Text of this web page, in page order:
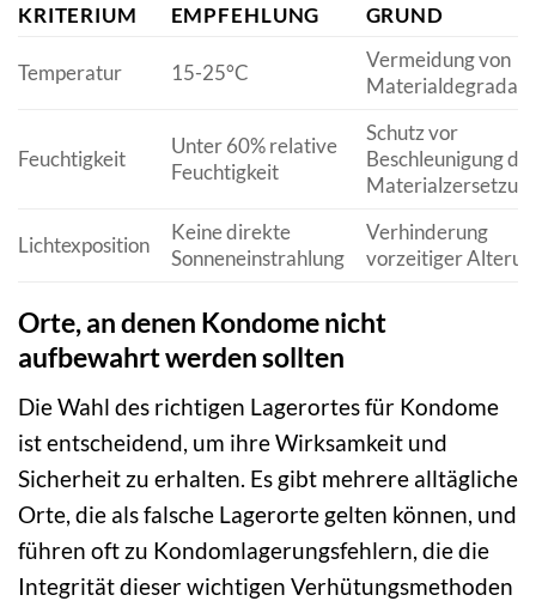
KRITERIUM EMPFEHLUNG GRUND
Temperatur 15-25°C
Vermeidung von
Feuchtigkeit
Unter 60% relative
Feuchtigkeit
Schutz vor
Beschleunigung
Lichtexposition
Keine direkte
Sonneneinstrahlung
Verhinderung
vorzeitiger
Orte, an denen Kondome nicht
aufbewahrt werden sollten
Die Wahl des richtigen Lagerortes für Kondome
ist entscheidend, um ihre Wirksamkeit und
Sicherheit zu erhalten. Es gibt mehrere alltägliche
Orte, die als falsche Lagerorte gelten können, und
führen oft zu Kondomlagerungsfehlern, die die
Integrität dieser wichtigen Verhütungsmethoden